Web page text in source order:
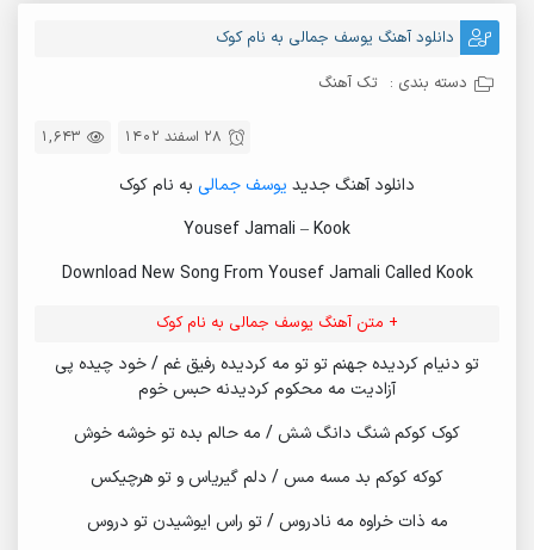
دانلود آهنگ یوسف جمالی به نام کوک
دسته بندی : تک آهنگ
1,643 28 اسفند 1402
دانلود آهنگ جدید یوسف جمالی به نام کوک
Yousef Jamali – Kook
Download New Song From Yousef Jamali Called Kook
+ متن آهنگ یوسف جمالی به نام کوک
تو دنیام کردیده جهنم تو تو مه کردیده رفیق غم / خود چیده پی
آزادیت مه محکوم کردیدنه حبس خوم
کوک کوکم شنگ دانگ شش / مه حالم بده تو خوشه خوش
کوکه کوکم بد مسه مس / دلم گیریاس و تو هرچیکس
مه ذات خراوه مه نادروس / تو راس ایوشیدن تو دروس